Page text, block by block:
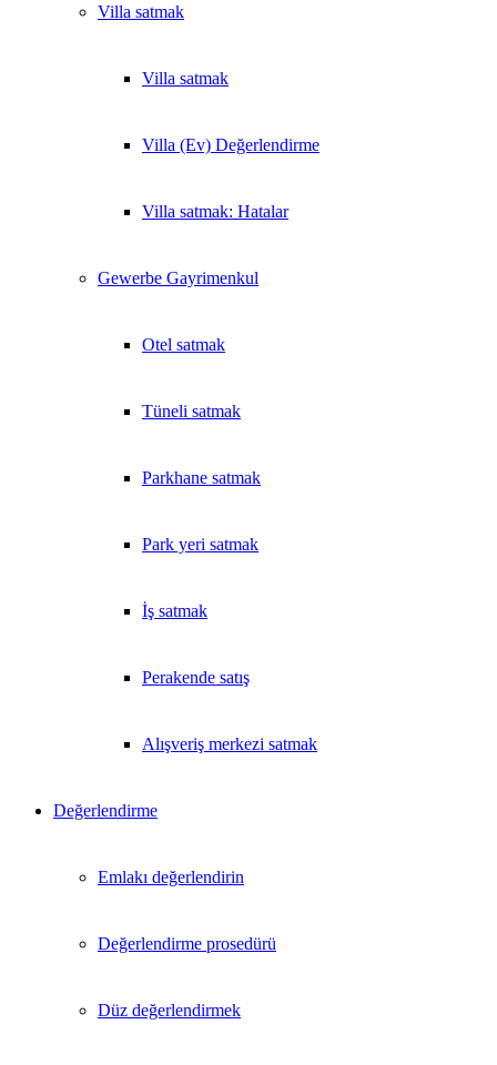
Villa satmak
Villa satmak
Villa (Ev) Değerlendirme
Villa satmak: Hatalar
Gewerbe Gayrimenkul
Otel satmak
Tüneli satmak
Parkhane satmak
Park yeri satmak
İş satmak
Perakende satış
Alışveriş merkezi satmak
Değerlendirme
Emlakı değerlendirin
Değerlendirme prosedürü
Düz değerlendirmek